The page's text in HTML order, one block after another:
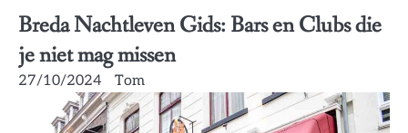
Breda Nachtleven Gids: Bars en Clubs die
je niet mag missen
27/10/2024 Tom